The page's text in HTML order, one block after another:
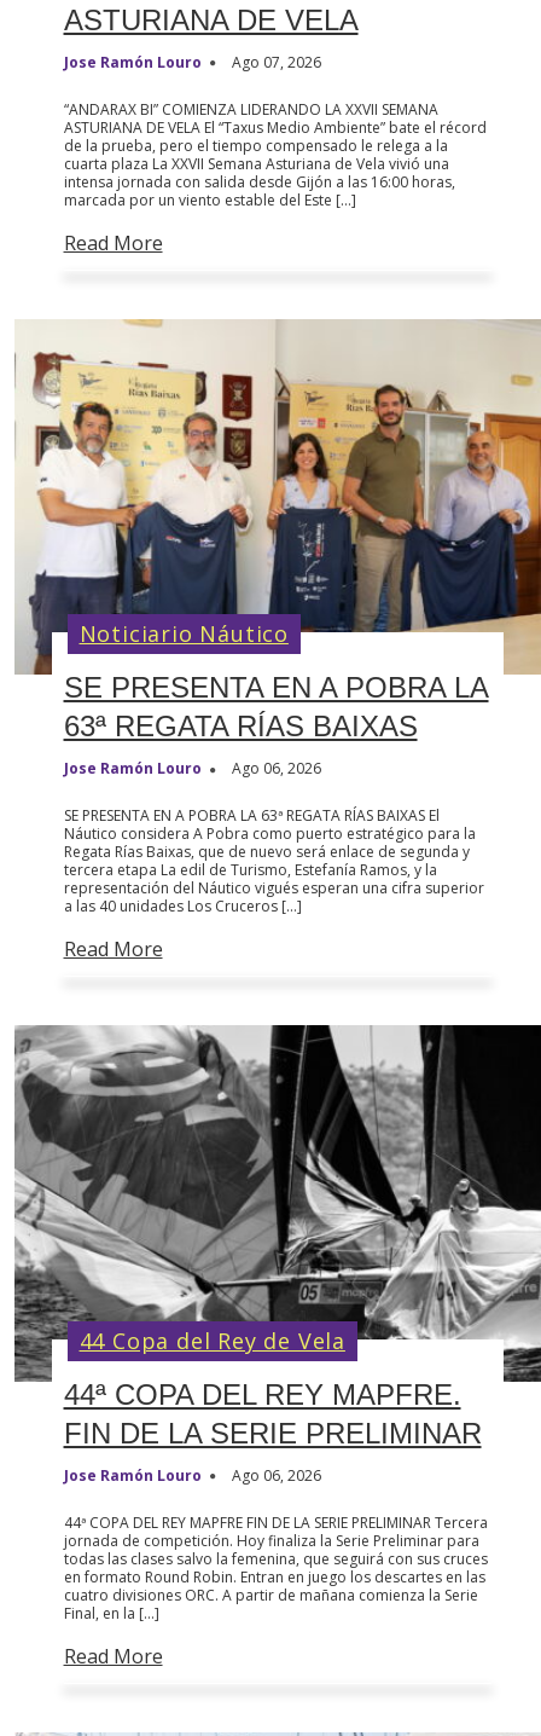
ASTURIANA DE VELA
Jose Ramón Louro Ago 07, 2026
“ANDARAX BI” COMIENZA LIDERANDO LA XXVII SEMANA
ASTURIANA DE VELA El “Taxus Medio Ambiente” bate el récord
de la prueba, pero el tiempo compensado le relega a la
cuarta plaza La XXVII Semana Asturiana de Vela vivió una
intensa jornada con salida desde Gijón a las 16:00 horas,
marcada por un viento estable del Este […]
Read More
SE PRESENTA EN A POBRA LA
63ª REGATA RÍAS BAIXAS
Jose Ramón Louro Ago 06, 2026
SE PRESENTA EN A POBRA LA 63ª REGATA RÍAS BAIXAS El
Náutico considera A Pobra como puerto estratégico para la
Regata Rías Baixas, que de nuevo será enlace de segunda y
tercera etapa La edil de Turismo, Estefanía Ramos, y la
representación del Náutico vigués esperan una cifra superior
a las 40 unidades Los Cruceros […]
Read More
Noticiario Náutico
44ª COPA DEL REY MAPFRE.
FIN DE LA SERIE PRELIMINAR
Jose Ramón Louro Ago 06, 2026
44ª COPA DEL REY MAPFRE FIN DE LA SERIE PRELIMINAR Tercera
jornada de competición. Hoy finaliza la Serie Preliminar para
todas las clases salvo la femenina, que seguirá con sus cruces
en formato Round Robin. Entran en juego los descartes en las
cuatro divisiones ORC. A partir de mañana comienza la Serie
Final, en la […]
Read More
44 Copa del Rey de Vela